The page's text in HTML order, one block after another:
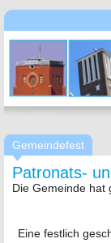
Gemeindefest
Patronats-
Die Gemeinde hat
Eine festlich